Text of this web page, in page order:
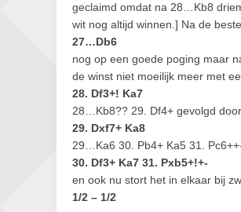
geclaimd omdat na 28…Kb8
wit nog altijd winnen.] Na de
27…Db6
nog op een goede poging maar
de winst niet moeilijk meer met
28. Df3+! Ka7
28…Kb8?? 29. Df4+ gevolgd
29. Dxf7+ Ka8
29…Ka6 30. Pb4+ Ka5 31.
30. Df3+ Ka7 31. Pxb5+!+-
en ook nu stort het in elkaar bij
1/2 – 1/2